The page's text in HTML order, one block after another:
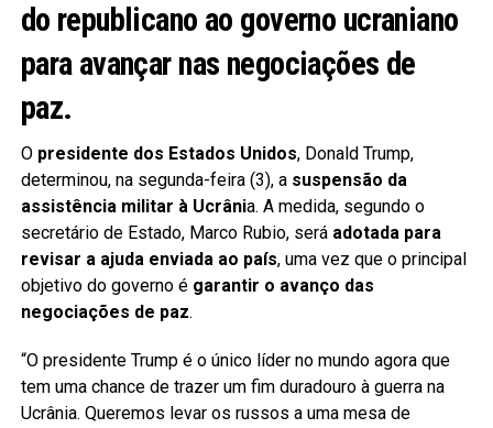
do republicano ao governo ucraniano
para avançar nas negociações de
paz.
Opresidente dos Estados Unidos, Donald Trump,
determinou, na segunda-feira (3), a suspensão da
assistência militar à Ucrânia. A medida, segundo o
secretário de Estado, Marco Rubio, será adotada para
revisar a ajuda enviada ao país, uma vez que o principal
objetivo do governo é garantir o avanço das
negociações de paz.
“O presidente Trump é o único líder no mundo agora que
tem uma chance de trazer um fim duradouro à guerra na
Ucrânia. Queremos levar os russos a uma mesa de